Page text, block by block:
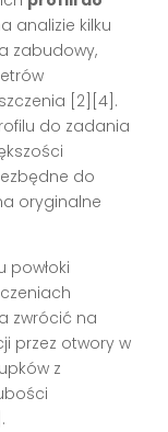
analizie kilku
zabudowy,
[2][4] .
do zadania
do
oryginalne
powłoki
zwrócić na
przez otwory w
z
.